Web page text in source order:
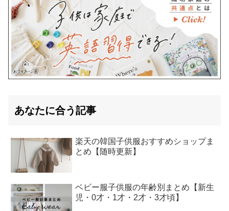
あなたに合う記事
楽天の韓国子供服おすすめショップま
とめ【随時更新】
ベビー服子供服の年齢別まとめ【新生
児・0才・1才・2才・3才頃】